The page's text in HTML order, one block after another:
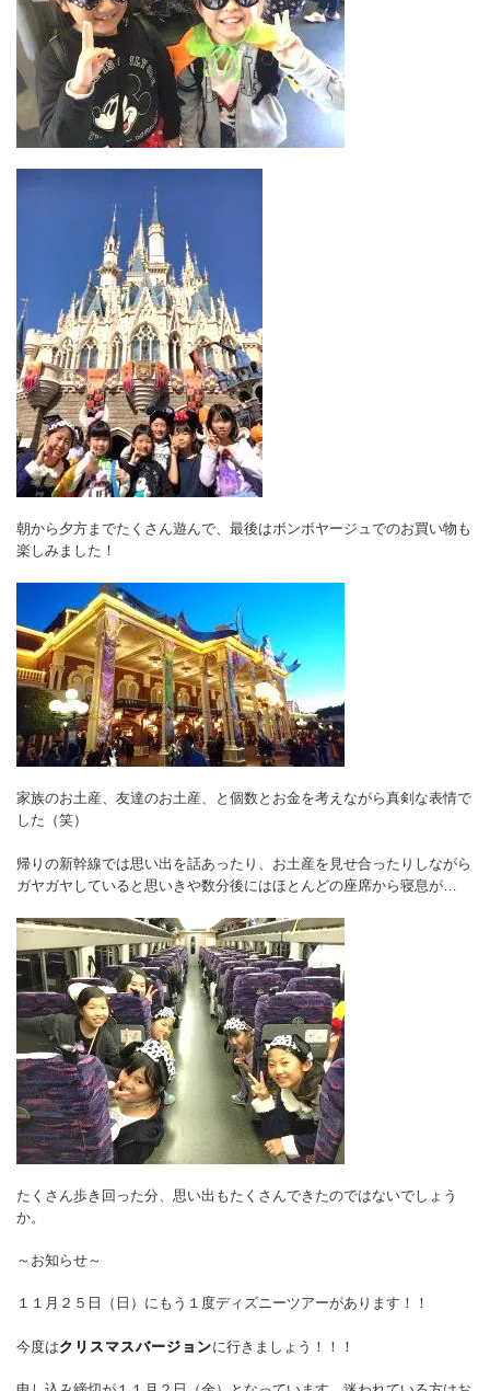
朝から夕方までたくさん遊んで、最後はボンボヤージュでのお買い物も
楽しみました！
家族のお土産、友達のお土産、と個数とお金を考えながら真剣な表情で
した（笑）
帰りの新幹線では思い出を話あったり、お土産を見せ合ったりしながら
ガヤガヤしていると思いきや数分後にはほとんどの座席から寝息が…
たくさん歩き回った分、思い出もたくさんできたのではないでしょう
か。
～お知らせ～
１１月２５日（日）にもう１度ディズニーツアーがあります！！
今度はクリスマスバージョンに行きましょう！！！